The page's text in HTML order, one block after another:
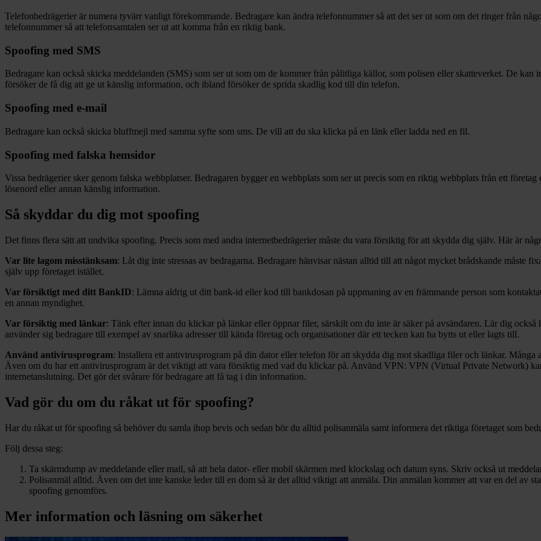
Telefonbedrägerier är numera tyvärr vanligt förekommande. Bedragare kan ändra telefonnummer så att det ser ut som om det ringer från
telefonnummer så att telefonsamtalen ser ut att komma från en riktig bank.
Spoofing med SMS
Bedragare kan också skicka meddelanden (SMS) som ser ut som om de kommer från pålitliga källor, som polisen eller skatteverket. De
försöker de få dig att ge ut känslig information, och ibland försöker de sprida skadlig kod till din telefon.
Spoofing med e-mail
Bedragare kan också skicka bluffmejl med samma syfte som sms. De vill att du ska klicka på en länk eller ladda ned en fil.
Spoofing med falska hemsidor
Vissa bedrägerier sker genom falska webbplatser. Bedragaren bygger en webbplats som ser ut precis som en riktig webbplats från ett
lösenord eller annan känslig information.
Så skyddar du dig mot spoofing
Det finns flera sätt att undvika spoofing. Precis som med andra internetbedrägerier måste du vara försiktig för att skydda dig själv. Här är
Var lite lagom misstänksam: Låt dig inte stressas av bedragarna. Bedragare hänvisar nästan alltid till att något mycket brådskande måste
själv upp företaget istället.
Var försiktigt med ditt BankID: Lämna aldrig ut ditt bank-id eller kod till bankdosan på uppmaning av en främmande person som
en annan myndighet.
Var försiktig med länkar: Tänk efter innan du klickar på länkar eller öppnar filer, särskilt om du inte är säker på avsändaren. Lär dig
använder sig bedragare till exempel av snarlika adresser till kända företag och organisationer där ett tecken kan ha bytts ut eller lagts till.
Använd antivirusprogram: Installera ett antivirusprogram på din dator eller telefon för att skydda dig mot skadliga filer och länkar.
Även om du har ett antivirusprogram är det viktigt att vara försiktig med vad du klickar på. Använd VPN: VPN (Virtual Private Network)
internetanslutning. Det gör det svårare för bedragare att få tag i din information.
Vad gör du om du råkat ut för spoofing?
Har du råkat ut för spoofing så behöver du samla ihop bevis och sedan bör du alltid polisanmäla samt informera det riktiga företaget som
Följ dessa steg:
Ta skärmdump av meddelande eller mail, så att hela dator- eller mobil skärmen med klockslag och datum syns. Skriv också ut
Polisanmäl alltid. Även om det inte kanske leder till en dom så är det alltid viktigt att anmäla. Din anmälan kommer att var en del av
spoofing genomförs.
Mer information och läsning om säkerhet